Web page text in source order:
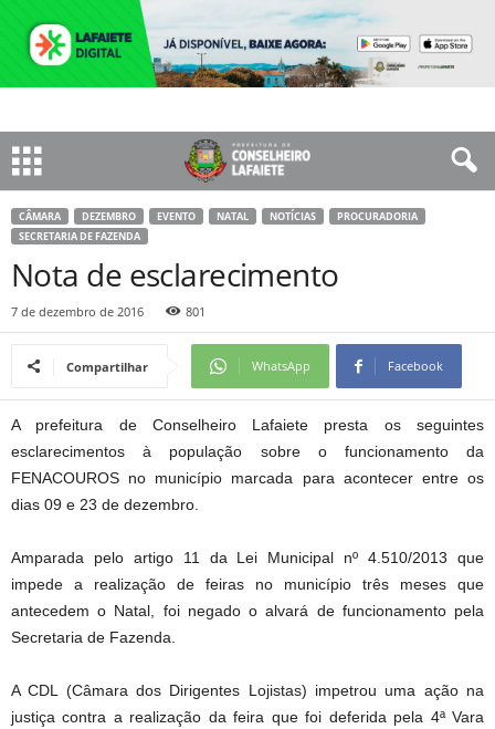
CÂMARA DEZEMBRO EVENTO NATAL NOTÍCIAS
PROCURADORIA
SECRETARIA DE FAZENDA
Nota de esclarecimento
7 de dezembro de 2016 801
Compartilhar WhatsApp Facebook
A prefeitura de Conselheiro Lafaiete presta os seguintes
esclarecimentos à população sobre o funcionamento da
FENACOUROS no município marcada para acontecer entre os
dias 09 e 23 de dezembro.
Amparada pelo artigo 11 da Lei Municipal nº 4.510/2013 que
impede a realização de feiras no município três meses que
antecedem o Natal, foi negado o alvará de funcionamento pela
Secretaria de Fazenda.
A CDL (Câmara dos Dirigentes Lojistas) impetrou uma ação na
justiça contra a realização da feira que foi deferida pela 4ª Vara